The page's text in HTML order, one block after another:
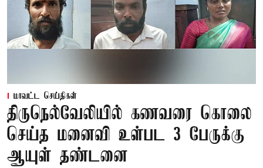
மாவட்ட செய்திகள்
திருநெல்வேலியில் கணவரை கொலை
செய்த மனைவி உள்பட 3 பேருக்கு
ஆயுள் தண்டனை